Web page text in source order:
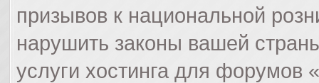
призывов к национальной
нарушить законы вашей
услуги хостинга для форумов